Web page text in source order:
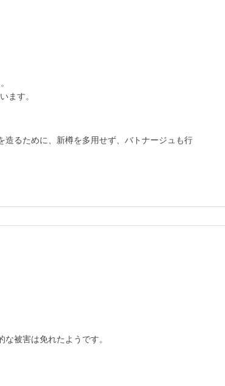
ます。
るために、新樽を多用せず、バトナージュも行
被害は免れたようです。